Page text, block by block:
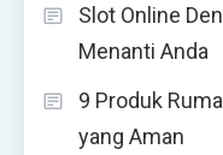
Slot Online
Menanti Anda
9 Produk
yang Aman